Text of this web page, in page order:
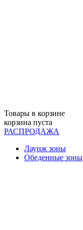
Товары в корзине
корзина пуста
РАСПРОДАЖА
Лаунж зоны
Обеденные зоны